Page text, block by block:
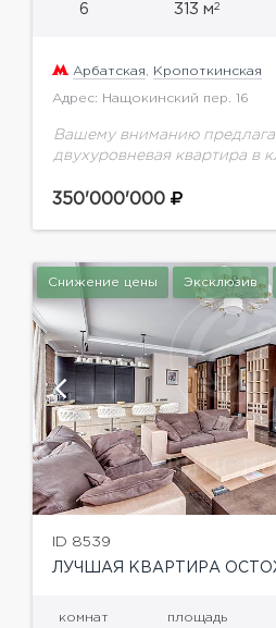
6 313 м2
Арбатская, Кропоткинская
Адрес: Нащокинский пер. 16
Вашему вниманию
двухуровневая квартира в
ходьбы от Храма Христа
350'000'000
Снижение цены Эксклюзив
ID 8539
ЛУЧШАЯ КВАРТИРА
комнат площадь